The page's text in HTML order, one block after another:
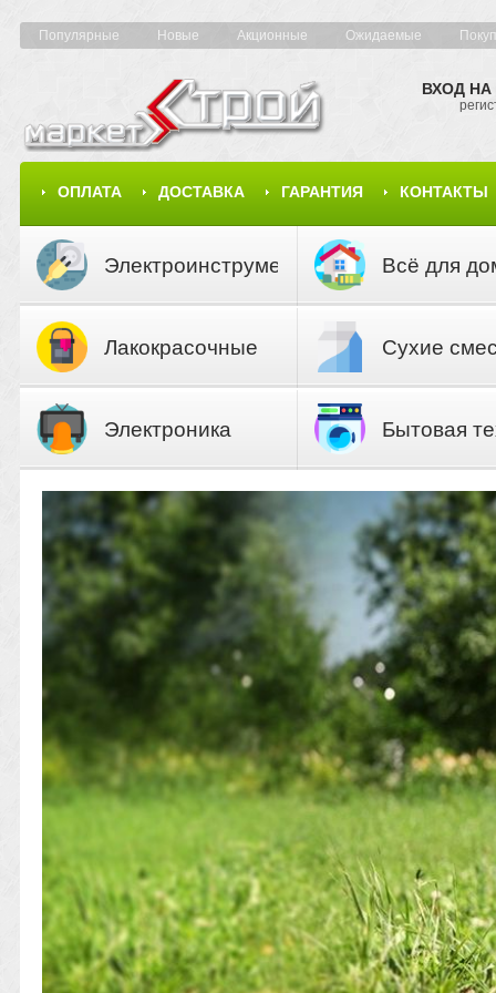
Популярные Новые Акционные Ожидаемые
ОПЛАТА ДОСТАВКА ГАРАНТИЯ КОНТАКТЫ
КАРТА САЙТА
ВХОД НА
Электроинструмент Всё для
Лакокрасочные
Сухие
Электроника Бытовая